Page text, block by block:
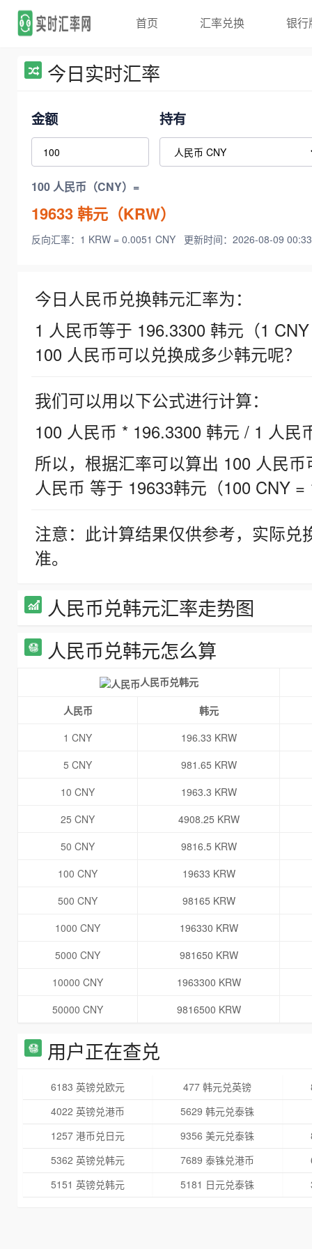
首页 汇率兑换 银行
今日实时汇率
金额 持有
100 人民币（CNY）=
19633韩元（KRW）
反向汇率：1 KRW = 0.0051 CNY 更新时间：2026-08-09
今日人民币兑换韩元汇率为：
1 人民币等于 196.3300 韩元（1
100 人民币可以兑换成多少韩元呢？
我们可以用以下公式进行计算：
100 人民币 * 196.3300 韩元 / 1 人民
所以，根据汇率可以算出 100 人民
人民币 等于 19633韩元（100 CNY =
注意：此计算结果仅供参考，实际
准。
人民币兑韩元汇率走势图
人民币兑韩元怎么算
人民币兑韩元
人民币
韩元
1 CNY
196.33 KRW
5 CNY
981.65 KRW
10 CNY
1963.3 KRW
25 CNY
4908.25 KRW
50 CNY
9816.5 KRW
100 CNY
19633 KRW
500 CNY
98165 KRW
1000 CNY
196330 KRW
5000 CNY
981650 KRW
10000 CNY
1963300 KRW
50000 CNY
9816500 KRW
用户正在查兑
6183 英镑兑欧元 477 韩元兑英镑
4022 英镑兑港币
5629 韩元兑泰铢
1257 港币兑日元
9356 美元兑泰铢
5362 英镑兑韩元
7689 泰铢兑港币
5151 英镑兑韩元
5181 日元兑泰铢